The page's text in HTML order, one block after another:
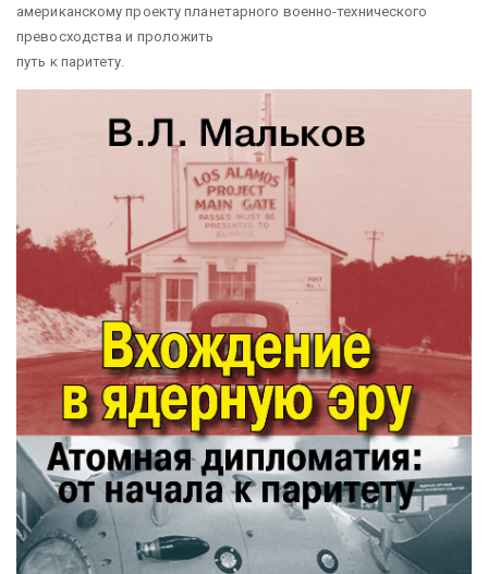
американскому проекту планетарного военно-технического
превосходства и проложить
путь к паритету.